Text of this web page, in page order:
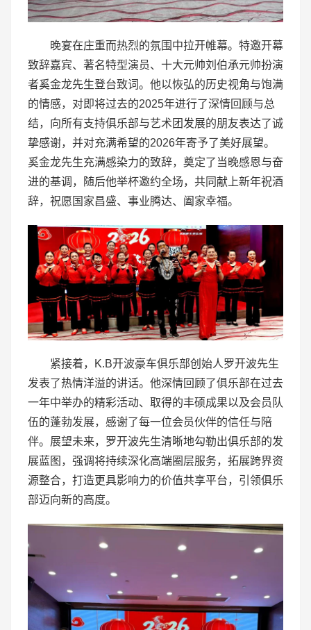
晚宴在庄重而热烈的氛围中拉开帷幕。特邀开幕
致辞嘉宾、著名特型演员、十大元帅刘伯承元帅扮演
者奚金龙先生登台致词。他以恢弘的历史视角与饱满
的情感，对即将过去的2025年进行了深情回顾与总
结，向所有支持俱乐部与艺术团发展的朋友表达了诚
挚感谢，并对充满希望的2026年寄予了美好展望。
奚金龙先生充满感染力的致辞，奠定了当晚感恩与奋
进的基调，随后他举杯邀约全场，共同献上新年祝酒
辞，祝愿国家昌盛、事业腾达、阖家幸福。
紧接着，K.B开波豪车俱乐部创始人罗开波先生
发表了热情洋溢的讲话。他深情回顾了俱乐部在过去
一年中举办的精彩活动、取得的丰硕成果以及会员队
伍的蓬勃发展，感谢了每一位会员伙伴的信任与陪
伴。展望未来，罗开波先生清晰地勾勒出俱乐部的发
展蓝图，强调将持续深化高端圈层服务，拓展跨界资
源整合，打造更具影响力的价值共享平台，引领俱乐
部迈向新的高度。